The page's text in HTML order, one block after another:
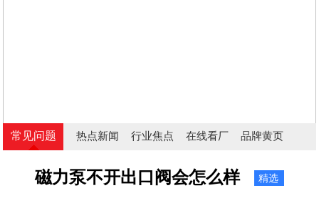
常见问题 热点新闻 行业焦点 在线看厂 品牌黄页
磁力泵不开出口阀会怎么样 精选